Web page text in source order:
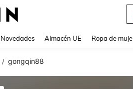
Novedades Almacén UE Ropa de
/ gongqin88